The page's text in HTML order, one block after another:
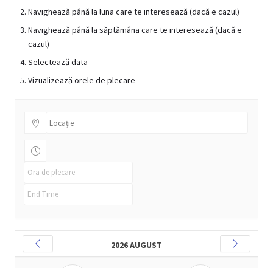
Navighează până la luna care te interesează (dacă e cazul)
Navighează până la săptămâna care te interesează (dacă e
cazul)
Selectează data
Vizualizează orele de plecare
2026 AUGUST